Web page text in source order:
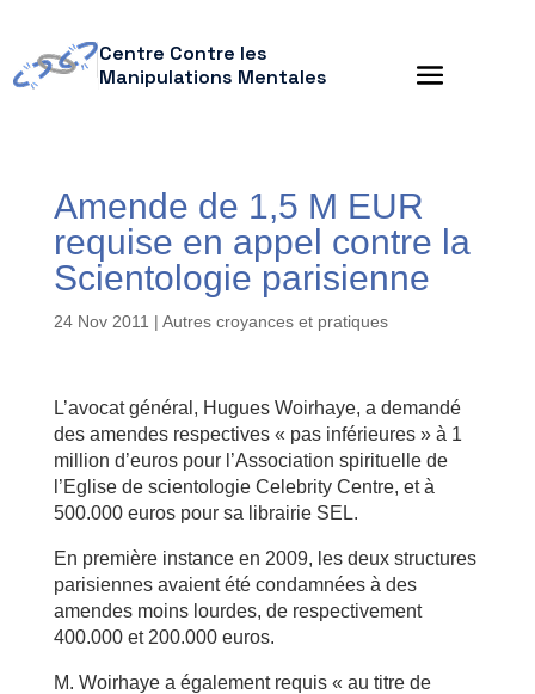
Centre Contre les
Manipulations Mentales
Amende de 1,5 M EUR
requise en appel contre la
Scientologie parisienne
24 Nov 2011 | Autres croyances et pratiques
L’avocat général, Hugues Woirhaye, a demandé
des amendes respectives « pas inférieures » à 1
million d’euros pour l’Association spirituelle de
l’Eglise de scientologie Celebrity Centre, et à
500.000 euros pour sa librairie SEL.
En première instance en 2009, les deux structures
parisiennes avaient été condamnées à des
amendes moins lourdes, de respectivement
400.000 et 200.000 euros.
M. Woirhaye a également requis « au titre de